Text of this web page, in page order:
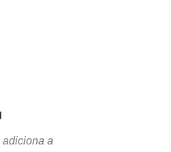
a